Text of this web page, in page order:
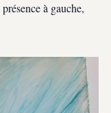
à gauche,